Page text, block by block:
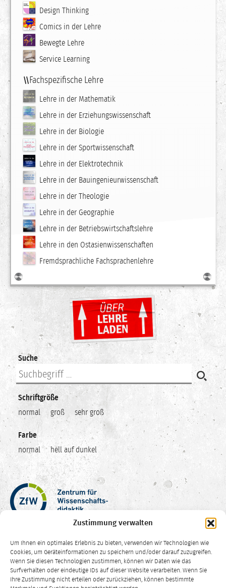
Zustimmung verwalten
Um Ihnen ein optimales Erlebnis zu bieten, verwenden wir Technologien wie
Cookies, um Geräteinformationen zu speichern und/oder darauf zuzugreifen.
Wenn Sie diesen Technologien zustimmen, können wir Daten wie das
Surfverhalten oder eindeutige IDs auf dieser Website verarbeiten. Wenn Sie
Ihre Zustimmung nicht erteilen oder zurückziehen, können bestimmte
Design Thinking
Comics in der Lehre
Bewegte Lehre
Service Learning
Fachspezifische Lehre
Lehre in der Mathematik
Lehre in der Erziehungswissenschaft
Lehre in der Biologie
Lehre in der Sportwissenschaft
Lehre in der Elektrotechnik
Lehre in der Bauingenieurwissenschaft
Lehre in der Theologie
Lehre in der Geographie
Lehre in der Betriebswirtschaftslehre
Lehre in den Ostasienwissenschaften
Fremdsprachliche Fachsprachenlehre
Suche
Schriftgröße
normal
groß sehr groß
Farbe
normal
hell auf dunkel
Zentrum
für
Wissenschaftsdidaktik
Ruhr-
Universität
Bochum